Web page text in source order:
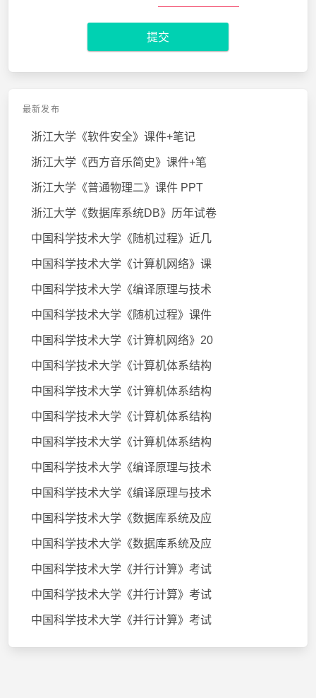
提交
最新发布
浙江大学《软件安全》课件+笔记
浙江大学《西方音乐简史》课件+笔
浙江大学《普通物理二》课件 PPT
浙江大学《数据库系统DB》历年试卷
中国科学技术大学《随机过程》近几
中国科学技术大学《计算机网络》课
中国科学技术大学《编译原理与技术
中国科学技术大学《随机过程》课件
中国科学技术大学《计算机网络》20
中国科学技术大学《计算机体系结构
中国科学技术大学《计算机体系结构
中国科学技术大学《计算机体系结构
中国科学技术大学《计算机体系结构
中国科学技术大学《编译原理与技术
中国科学技术大学《编译原理与技术
中国科学技术大学《数据库系统及应
中国科学技术大学《数据库系统及应
中国科学技术大学《并行计算》考试
中国科学技术大学《并行计算》考试
中国科学技术大学《并行计算》考试